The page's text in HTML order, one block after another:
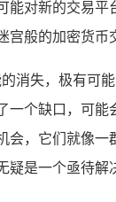
能对新的交易
般的加密货
消失，极有可
一个缺口，可
会，它们就像
疑是一个亟待